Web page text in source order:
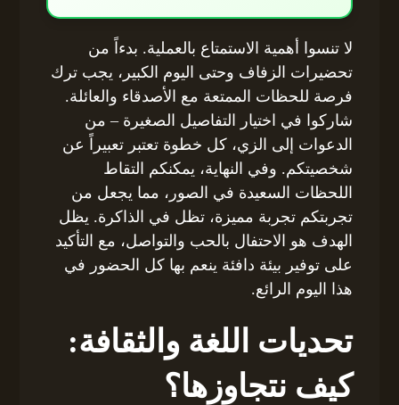
لا تنسوا أهمية الاستمتاع بالعملية. بدءاً من
تحضيرات الزفاف وحتى اليوم الكبير، يجب ترك
فرصة للحظات الممتعة مع الأصدقاء والعائلة.
شاركوا في اختيار التفاصيل الصغيرة – من
الدعوات إلى الزي، كل خطوة تعتبر تعبيراً عن
شخصيتكم. وفي النهاية، يمكنكم التقاط
اللحظات السعيدة في الصور، مما يجعل من
تجربتكم تجربة مميزة، تظل في الذاكرة. يظل
الهدف هو الاحتفال بالحب والتواصل، مع التأكيد
على توفير بيئة دافئة ينعم بها كل الحضور في
هذا اليوم الرائع.
تحديات اللغة والثقافة:
كيف نتجاوزها؟